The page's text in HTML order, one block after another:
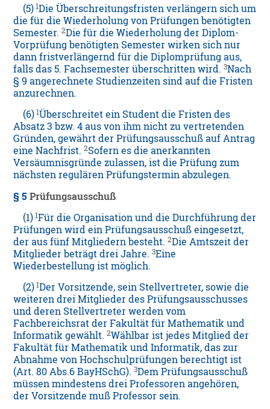
(5) 1Die Überschreitungsfristen verlängern sich um
die für die Wiederholung von Prüfungen benötigten
Semester.2Die für die Wiederholung der Diplom-
Vorprüfung benötigten Semester wirken sich nur
dann fristverlängernd für die Diplomprüfung aus,
falls das 5. Fachsemester überschritten wird.3Nach
§ 9 angerechnete Studienzeiten sind auf die Fristen
anzurechnen.
(6) 1Überschreitet ein Student die Fristen des
Absatz 3 bzw. 4 aus von ihm nicht zu vertretenden
Gründen, gewährt der Prüfungsausschuß auf Antrag
eine Nachfrist.2Sofern es die anerkannten
Versäumnisgründe zulassen, ist die Prüfung zum
nächsten regulären Prüfungstermin abzulegen.
§ 5 Prüfungsausschuß
(1) 1Für die Organisation und die Durchführung der
Prüfungen wird ein Prüfungsausschuß eingesetzt,
der aus fünf Mitgliedern besteht.2Die Amtszeit der
Mitglieder beträgt drei Jahre.3Eine
Wiederbestellung ist möglich.
(2) 1Der Vorsitzende, sein Stellvertreter, sowie die
weiteren drei Mitglieder des Prüfungsausschusses
und deren Stellvertreter werden vom
Fachbereichsrat der Fakultät für Mathematik und
Informatik gewählt.2Wählbar ist jedes Mitglied der
Fakultät für Mathematik und Informatik, das zur
Abnahme von Hochschulprüfungen berechtigt ist
(Art. 80 Abs.6 BayHSchG).3Dem Prüfungsausschuß
müssen mindestens drei Professoren angehören,
der Vorsitzende muß Professor sein.